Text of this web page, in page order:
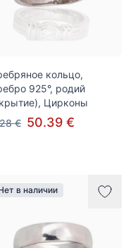
кольцо,
925°, родий
Цирконы
€ 50.39 €
в наличии